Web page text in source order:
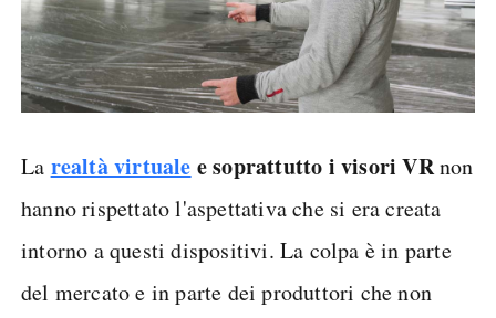
La realtà virtuale e soprattutto i visori VRnon
hanno rispettato l'aspettativa che si era creata
intorno a questi dispositivi. La colpa è in parte
del mercato e in parte dei produttori che non